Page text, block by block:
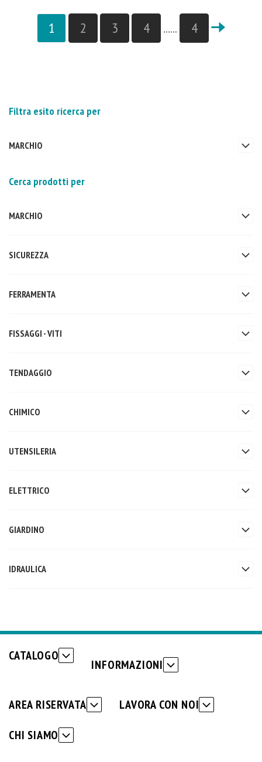
1 2 3 4 ...... 4
Filtra esito ricerca per
MARCHIO
Cerca prodotti per
MARCHIO
SICUREZZA
FERRAMENTA
FISSAGGI - VITI
TENDAGGIO
CHIMICO
UTENSILERIA
ELETTRICO
GIARDINO
IDRAULICA
CHI SIAMO
CATALOGO
INFORMAZIONI
AREA RISERVATA LAVORA CON NOI